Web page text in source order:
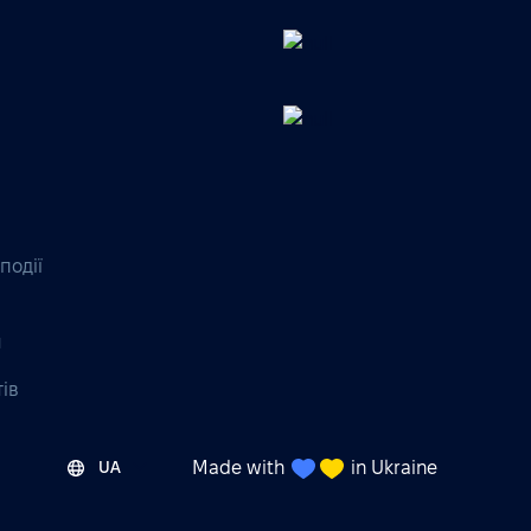
UA Made with in Ukraine